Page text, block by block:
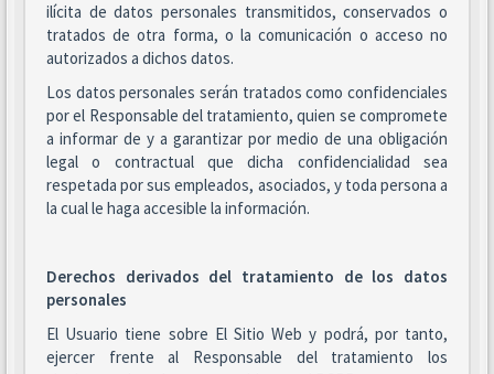
ilícita de datos personales transmitidos, conservados o
tratados de otra forma, o la comunicación o acceso no
autorizados a dichos datos.
Los datos personales serán tratados como confidenciales
por el Responsable del tratamiento, quien se compromete
a informar de y a garantizar por medio de una obligación
legal o contractual que dicha confidencialidad sea
respetada por sus empleados, asociados, y toda persona a
la cual le haga accesible la información.
Derechos derivados del tratamiento de los datos
personales
El Usuario tiene sobre El Sitio Web y podrá, por tanto,
ejercer frente al Responsable del tratamiento los